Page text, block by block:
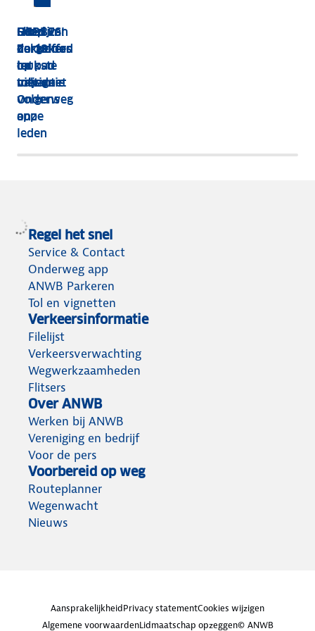
HEBBES!
Zorgeloos
op pad
met de
Onderweg
app
Shop van
dakkoffer
tot
tolvignet
Dit zijn
de 13
leukste
uitjes
volgens
onze
leden
Goed
verzekerd
op
vakantie
Regel het snel
Service & Contact
Onderweg app
ANWB Parkeren
Tol en vignetten
Verkeersinformatie
Filelijst
Verkeersverwachting
Wegwerkzaamheden
Flitsers
Over ANWB
Werken bij ANWB
Vereniging en bedrijf
Voor de pers
Voorbereid op weg
Routeplanner
Wegenwacht
Nieuws
AansprakelijkheidPrivacy statementCookies wijzigen
Algemene voorwaardenLidmaatschap opzeggen© ANWB